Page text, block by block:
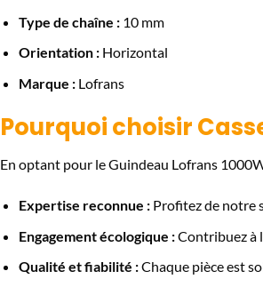
Type de chaîne :10 mm
Orientation :Horizontal
Marque :Lofrans
Pourquoi choisir
En optant pour le Guindeau Lofrans
Expertise reconnue :Profitez de notre
Engagement écologique :Contribuez à
Qualité et fiabilité :Chaque pièce est